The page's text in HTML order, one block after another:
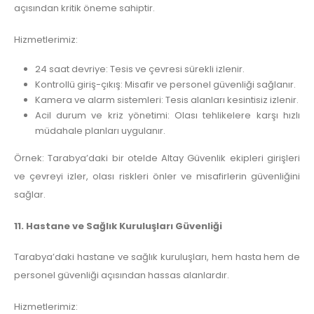
açısından kritik öneme sahiptir.
Hizmetlerimiz:
24 saat devriye: Tesis ve çevresi sürekli izlenir.
Kontrollü giriş-çıkış: Misafir ve personel güvenliği sağlanır.
Kamera ve alarm sistemleri: Tesis alanları kesintisiz izlenir.
Acil durum ve kriz yönetimi: Olası tehlikelere karşı hızlı
müdahale planları uygulanır.
Örnek: Tarabya’daki bir otelde Altay Güvenlik ekipleri girişleri
ve çevreyi izler, olası riskleri önler ve misafirlerin güvenliğini
sağlar.
11. Hastane ve Sağlık Kuruluşları Güvenliği
Tarabya’daki hastane ve sağlık kuruluşları, hem hasta hem de
personel güvenliği açısından hassas alanlardır.
Hizmetlerimiz: